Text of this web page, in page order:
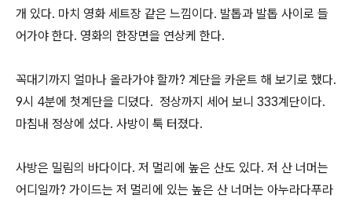
개 있다. 마치 영화 세트장 같은 느낌이다. 발톱과 발톱 사이로 들
어가야 한다. 영화의 한장면을 연상케 한다.
꼭대기까지 얼마나 올라가야 할까? 계단을 카운트 해 보기로 했다.
9시 4분에 첫계단을 디뎠다. 정상까지 세어 보니 333계단이다.
마침내 정상에 섰다. 사방이 툭 터졌다.
사방은 밀림의 바다이다. 저 멀리에 높은 산도 있다. 저 산 너머는
어디일까? 가이드는 저 멀리에 있는 높은 산 너머는 아누라다푸라